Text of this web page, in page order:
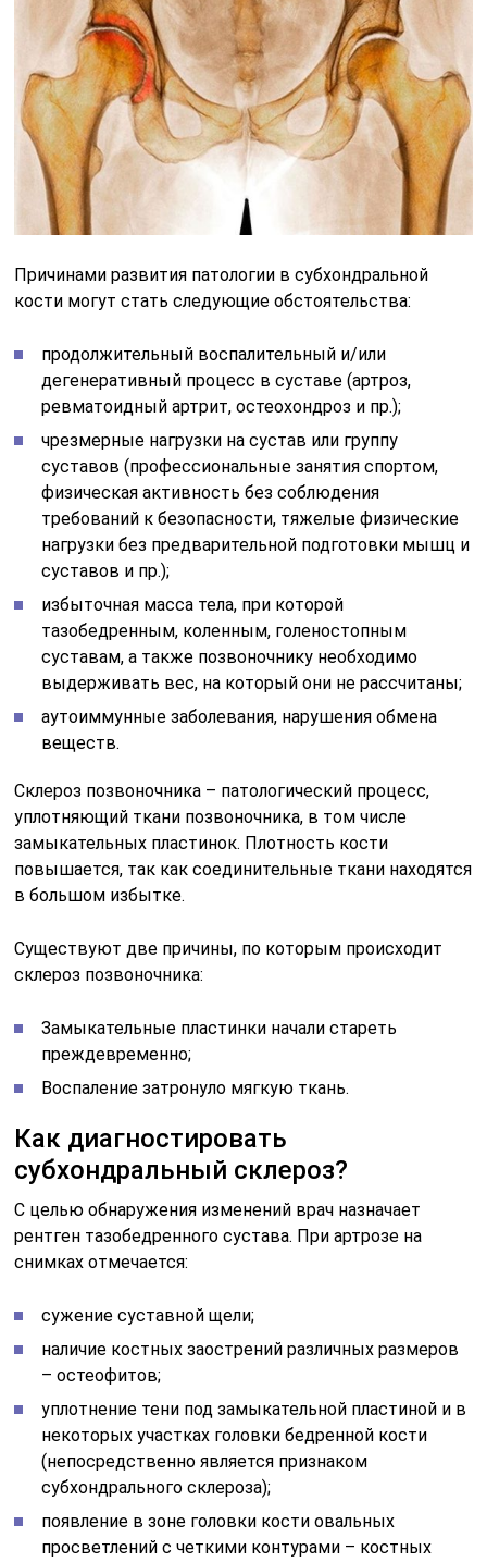
Причинами развития патологии в субхондральной
кости могут стать следующие обстоятельства:
продолжительный воспалительный и/или
дегенеративный процесс в суставе (артроз,
ревматоидный артрит, остеохондроз и пр.);
чрезмерные нагрузки на сустав или группу
суставов (профессиональные занятия спортом,
физическая активность без соблюдения
требований к безопасности, тяжелые физические
нагрузки без предварительной подготовки мышц и
суставов и пр.);
избыточная масса тела, при которой
тазобедренным, коленным, голеностопным
суставам, а также позвоночнику необходимо
выдерживать вес, на который они не рассчитаны;
аутоиммунные заболевания, нарушения обмена
веществ.
Склероз позвоночника – патологический процесс,
уплотняющий ткани позвоночника, в том числе
замыкательных пластинок. Плотность кости
повышается, так как соединительные ткани находятся
в большом избытке.
Существуют две причины, по которым происходит
склероз позвоночника:
Замыкательные пластинки начали стареть
преждевременно;
Воспаление затронуло мягкую ткань.
Как диагностировать
субхондральный склероз?
С целью обнаружения изменений врач назначает
рентген тазобедренного сустава. При артрозе на
снимках отмечается:
сужение суставной щели;
наличие костных заострений различных размеров
– остеофитов;
уплотнение тени под замыкательной пластиной и в
некоторых участках головки бедренной кости
(непосредственно является признаком
субхондрального склероза);
появление в зоне головки кости овальных
просветлений с четкими контурами – костных